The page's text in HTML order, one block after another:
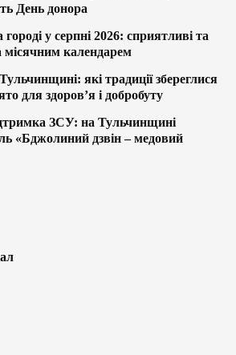
День донора
у серпні 2026: сприятливі та
місячним календарем
які традиції збереглися
для здоров’я і добробуту
ЗСУ: на Тульчинщині
«Бджолиний дзвін – медовий